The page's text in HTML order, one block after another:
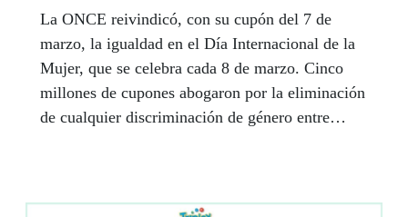
La ONCE reivindicó, con su cupón del 7 de
marzo, la igualdad en el Día Internacional de la
Mujer, que se celebra cada 8 de marzo. Cinco
millones de cupones abogaron por la eliminación
de cualquier discriminación de género entre